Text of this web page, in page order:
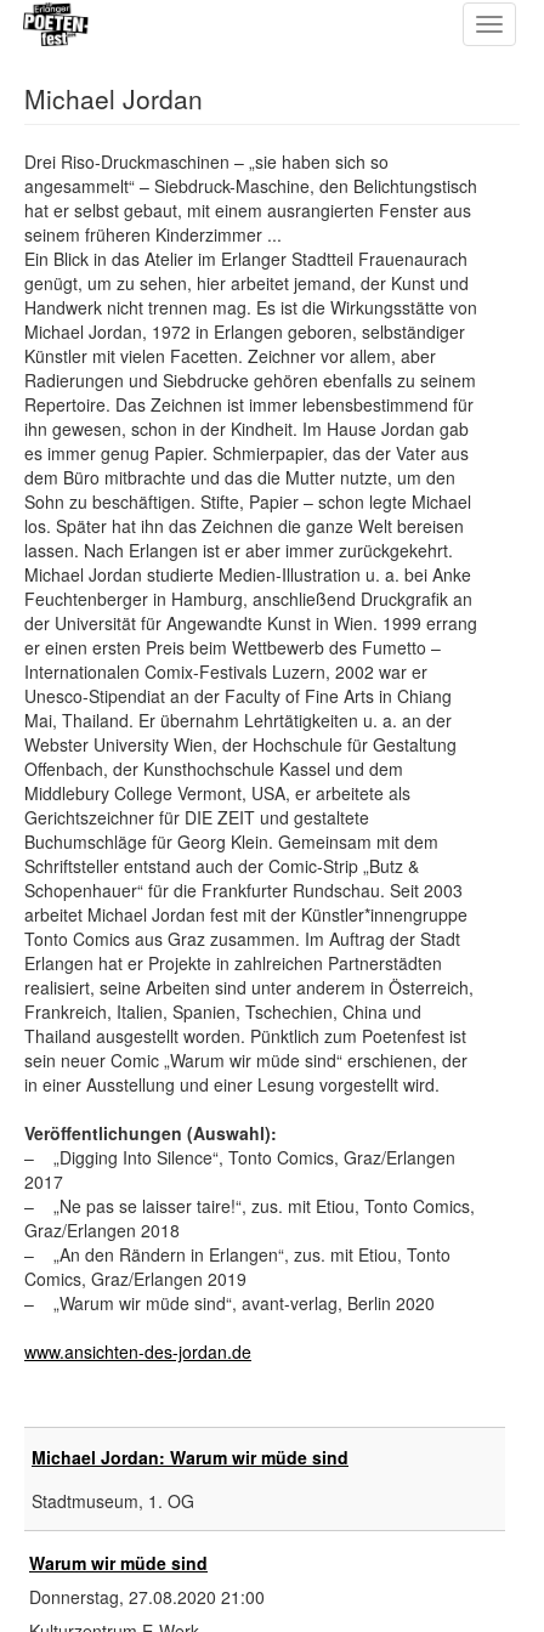
Direkt
Inhalt
Toggle
Michael Jordan
Drei Riso-Druckmaschinen – „sie haben sich so
angesammelt“ – Siebdruck-Maschine, den Belichtungstisch
hat er selbst gebaut, mit einem ausrangierten Fenster aus
seinem früheren Kinderzimmer ...
Ein Blick in das Atelier im Erlanger Stadtteil Frauenaurach
genügt, um zu sehen, hier arbeitet jemand, der Kunst und
Handwerk nicht trennen mag. Es ist die Wirkungsstätte von
Michael Jordan, 1972 in Erlangen geboren, selbständiger
Künstler mit vielen Facetten. Zeichner vor allem, aber
Radierungen und Siebdrucke gehören ebenfalls zu seinem
Repertoire. Das Zeichnen ist immer lebensbestimmend für
ihn gewesen, schon in der Kindheit. Im Hause Jordan gab
es immer genug Papier. Schmierpapier, das der Vater aus
dem Büro mitbrachte und das die Mutter nutzte, um den
Sohn zu beschäftigen. Stifte, Papier – schon legte Michael
los. Später hat ihn das Zeichnen die ganze Welt bereisen
lassen. Nach Erlangen ist er aber immer zurückgekehrt.
Michael Jordan studierte Medien-Illustration u. a. bei Anke
Feuchtenberger in Hamburg, anschließend Druckgrafik an
der Universität für Angewandte Kunst in Wien. 1999 errang
er einen ersten Preis beim Wettbewerb des Fumetto –
Internationalen Comix-Festivals Luzern, 2002 war er
Unesco-Stipendiat an der Faculty of Fine Arts in Chiang
Mai, Thailand. Er übernahm Lehrtätigkeiten u. a. an der
Webster University Wien, der Hochschule für Gestaltung
Offenbach, der Kunsthochschule Kassel und dem
Middlebury College Vermont, USA, er arbeitete als
Gerichtszeichner für DIE ZEIT und gestaltete
Buchumschläge für Georg Klein. Gemeinsam mit dem
Schriftsteller entstand auch der Comic-Strip „Butz &
Schopenhauer“ für die Frankfurter Rundschau. Seit 2003
arbeitet Michael Jordan fest mit der Künstler*innengruppe
Tonto Comics aus Graz zusammen. Im Auftrag der Stadt
Erlangen hat er Projekte in zahlreichen Partnerstädten
realisiert, seine Arbeiten sind unter anderem in Österreich,
Frankreich, Italien, Spanien, Tschechien, China und
Thailand ausgestellt worden. Pünktlich zum Poetenfest ist
sein neuer Comic „Warum wir müde sind“ erschienen, der
in einer Ausstellung und einer Lesung vorgestellt wird.
Veröffentlichungen (Auswahl):
– „Digging Into Silence“, Tonto Comics, Graz/Erlangen
2017
– „Ne pas se laisser taire!“, zus. mit Etiou, Tonto Comics,
Graz/Erlangen 2018
– „An den Rändern in Erlangen“, zus. mit Etiou, Tonto
Comics, Graz/Erlangen 2019
– „Warum wir müde sind“, avant-verlag, Berlin 2020
www.ansichten-des-jordan.de
Michael Jordan: Warum wir müde sind
Stadtmuseum, 1. OG
Warum wir müde sind
Donnerstag, 27.08.2020 21:00